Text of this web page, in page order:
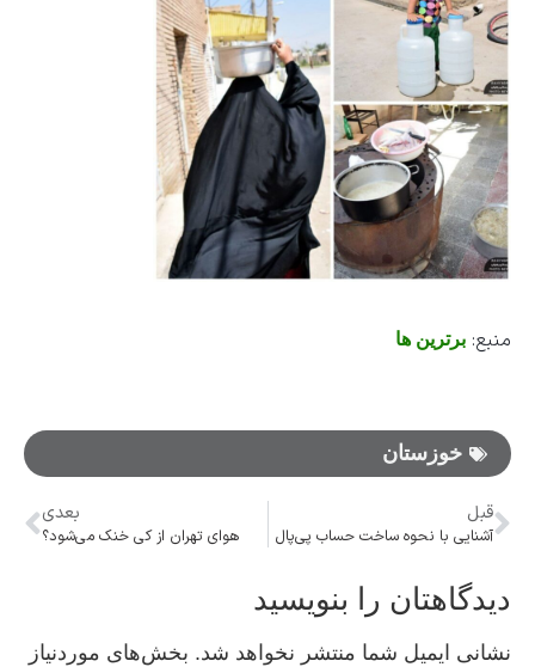
منبع: برترین ها
خوزستان
قبل
آشنایی با نحوه ساخت حساب پی‌پال
بعدی
هوای تهران از کی خنک می‌شود؟
دیدگاهتان را بنویسید
نشانی ایمیل شما منتشر نخواهد شد. بخش‌های موردنیاز